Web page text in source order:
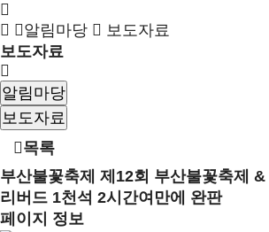
알림마당
보도자료
보도자료
알림마당
보도자료
목록
부산불꽃축제 제12회 부산불꽃축제
리버드 1천석 2시간여만에 완판
페이지 정보